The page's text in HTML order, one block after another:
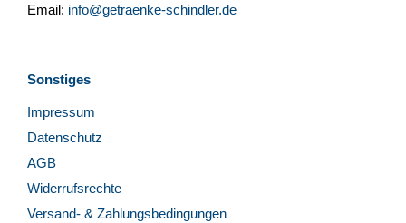
Email: info@getraenke-schindler.de
Sonstiges
Impressum
Datenschutz
AGB
Widerrufsrechte
Versand- & Zahlungsbedingungen